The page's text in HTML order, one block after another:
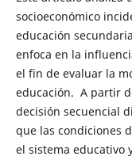
socioeconómico
educación
enfoca en la
el fin de evaluar la
educación. A partir
decisión secuencial
que las condiciones
el sistema educativo